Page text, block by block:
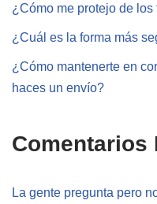
¿Cómo me protejo de
¿Cuál es la forma más
¿Cómo mantenerte en
haces un envío?
Comentarios
La gente pregunta pero